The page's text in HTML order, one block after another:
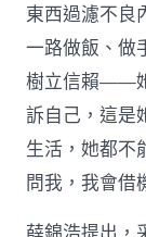
東西過濾不良
一路做飯、做
樹立信賴——
訴自己，這是
生活，她都不
問我，我會借